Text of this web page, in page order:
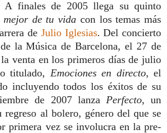
A finales de 2005 llega su quinto
mejor de tu vida con los temas más
de Julio Iglesias. Del concierto
la Música de Barcelona, el 27 de
venta en los primeros días de julio
titulado, Emociones en directo, el
incluyendo todos los éxitos de su
de 2007 lanza Perfecto, un
regreso al bolero, género del que se
primera vez se involucra en la pre-